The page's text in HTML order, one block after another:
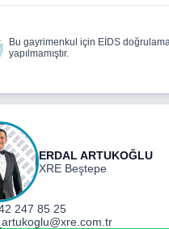
Bu gayrimenkul için EİDS
yapılmamıştır.
ERDAL ARTUKOĞLU
XRE Beştepe
247 85 25